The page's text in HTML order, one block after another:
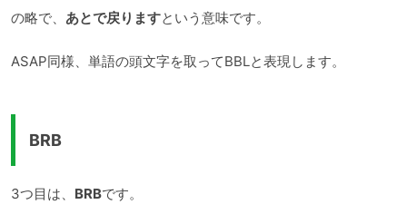
の略で、 あとで戻りますという意味です。
ASAP同様、単語の頭文字を取ってBBLと表現します。
BRB
3つ目は、 BRBです。